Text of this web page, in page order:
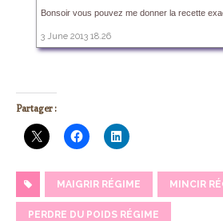
Bonsoir vous pouvez me donner la recette
3 June 2013 18.26
Partager :
MAIGRIR RÉGIME MINCIR
PERDRE DU POIDS RÉGIME